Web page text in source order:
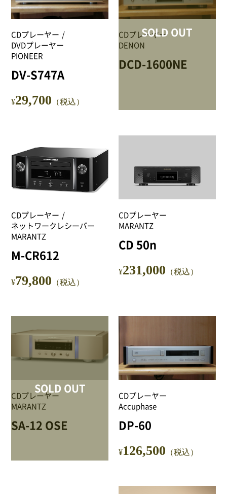
CDプレーヤー
DVDプレーヤー
PIONEER
DV-S747A
¥29,700 （税込）
CDプレーヤー
DENON
DCD-1600NE
SOLD OUT
CDプレーヤー
ネットワークレシーバー
MARANTZ
M-CR612
¥79,800 （税込）
CDプレーヤー
MARANTZ
CD 50n
¥231,000 （税込）
CDプレーヤー
MARANTZ
SA-12 OSE
SOLD OUT
CDプレーヤー
Accuphase
DP-60
¥126,500 （税込）